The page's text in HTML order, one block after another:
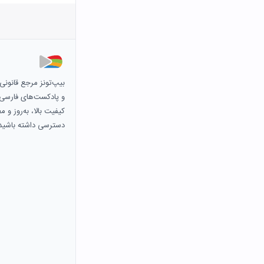
بیپ‌تونز مرجع
و پادکست‌های فارسی
کیفیت بالا، به‌روز
دسترسی داشته